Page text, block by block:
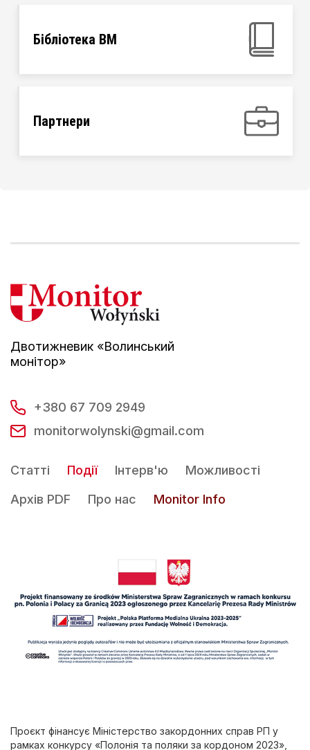
Бібліотека ВМ
Партнери
Двотижневик «Волинський
монітор»
+380 67 709 2949
monitorwolynski@gmail.com
Статті Події Інтерв'ю
Можливості
Архів PDF
Про нас Monitor Info
Проєкт фінансує Міністерство закордонних справ РП у
рамках конкурсу «Полонія та поляки за кордоном 2023»,